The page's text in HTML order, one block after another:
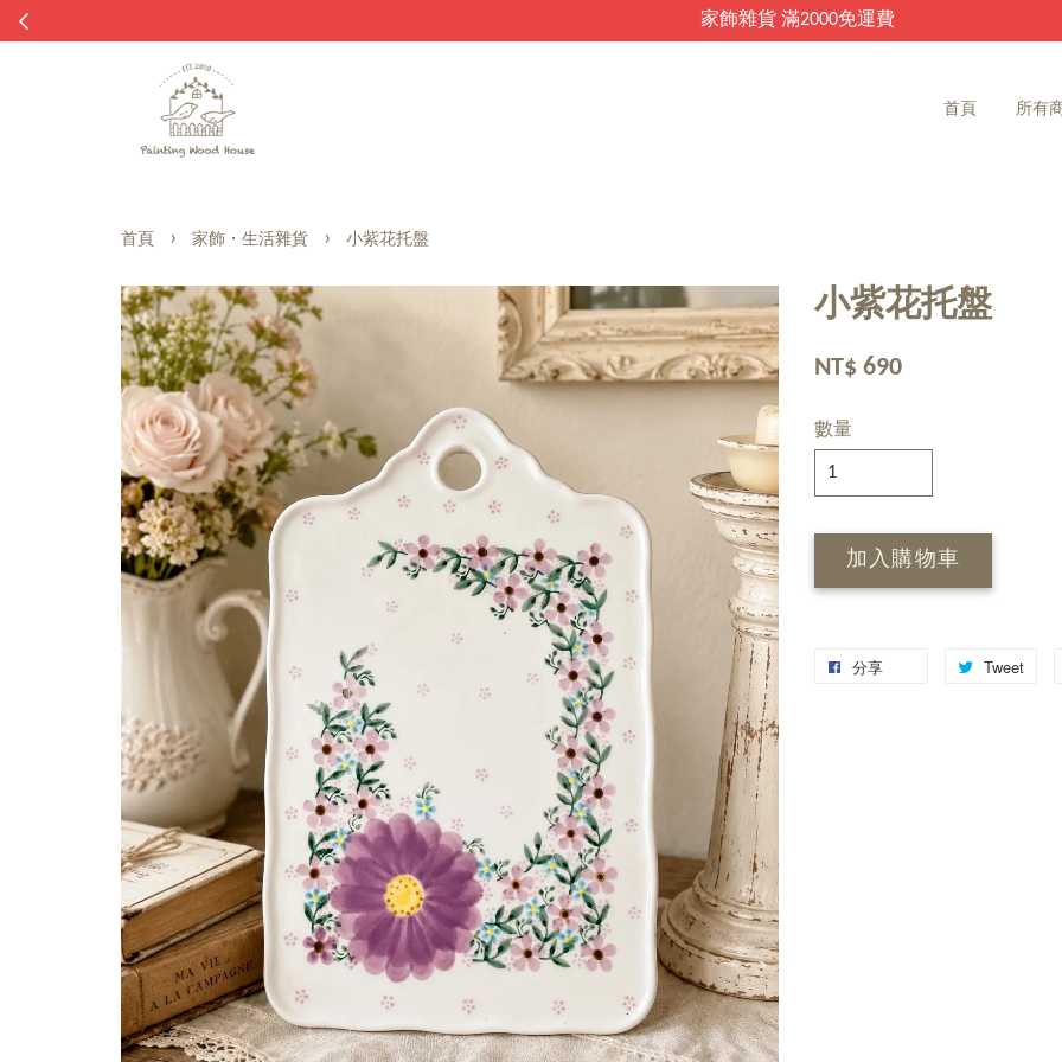
家飾雜貨 滿2000免運費
首頁 所有
首頁 › 家飾・生活雜貨 › 小紫花托盤
小紫花托盤
NT$ 690
數量
加入購物車
分享 Tweet